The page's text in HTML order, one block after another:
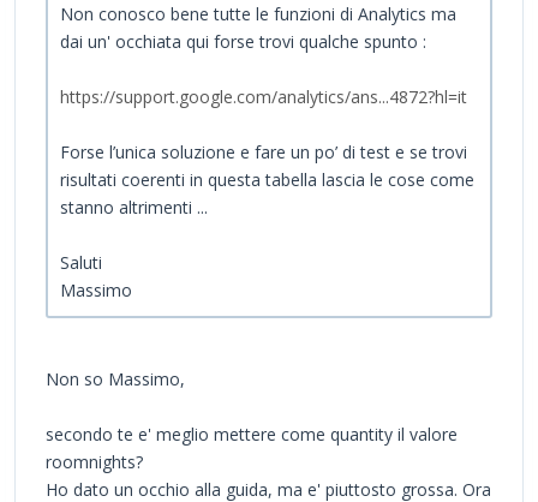
Non conosco bene tutte le funzioni di Analytics ma
dai un' occhiata qui forse trovi qualche spunto :
https://support.google.com/analytics/ans...4872?hl=it
Forse l’unica soluzione e fare un po’ di test e se trovi
risultati coerenti in questa tabella lascia le cose come
stanno altrimenti ...
Saluti
Massimo
Non so Massimo,
secondo te e' meglio mettere come quantity il valore
roomnights?
Ho dato un occhio alla guida, ma e' piuttosto grossa. Ora